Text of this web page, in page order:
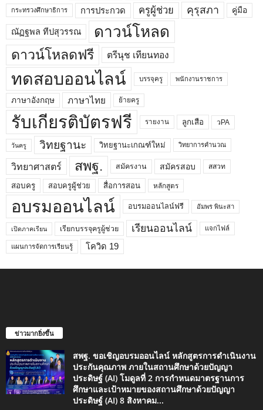
กระทรวงศึกษาธิการ การประกวด ครูผู้ช่วย คุรุสภา คู่มือ
ณัฏฐพล ทีปสุวรรณ ดาวน์โหลด
ดาวน์โหลดฟรี ตรีนุช เทียนทอง
ทดสอบออนไลน์ บรรจุครู พนักงานราชการ
ภาษาอังกฤษ ภาษาไทย ย้ายครู
รับเกียรติบัตรฟรี รายงาน ลูกเสือ วPA
วันครู วิทยฐานะ วิทยฐานะเกณฑ์ใหม่ วิทยาการคำนวณ
วิทยาศาสตร์ สพฐ. สมัครงาน สมัครสอบ สสวท
สอบครู สอบครูผู้ช่วย สื่อการสอน หลักสูตร
อบรมออนไลน์ อบรมออนไลน์ฟรี อัมพร พินะสา
เปิดภาคเรียน เรียกบรรจุครูผู้ช่วย เรียนออนไลน์ แจกไฟล์
แผนการจัดการเรียนรู้ โควิด 19
ข่าวมากยิ่งขึ้น
สพฐ. ขอเชิญอบรมออนไลน์ หลักสูตรการดำเนินงาน
ประกันคุณภาพ ภายในสถานศึกษาด้วยปัญญา
ประดิษฐ์ (AI) โมดูลที่ 2 การกำหนดมาตรฐานการ
ศึกษาและเป้าหมายของสถานศึกษาด้วยปัญญา
ประดิษฐ์ (AI) 8 สิงหาคม...